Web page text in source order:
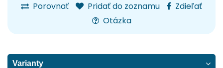
Porovnať Pridať do zoznamu
Zdieľať
Otázka
Varianty